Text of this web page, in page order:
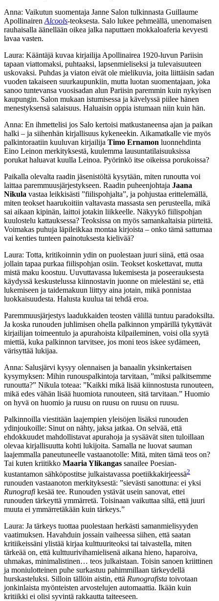
Anna: Vaikutun suomentaja Janne Salon tulkinnasta Guillaume
Apollinairen Alcools-teoksesta. Salo lukee pehmeällä, unenomaisen
rauhaisalla äänellään oikea jalka naputtaen mokkaloaferia kevyesti
lavaa vasten.
Laura: Kääntäjä kuvaa kirjailija Apollinairea 1920-luvun Pariisin
tapaan viattomaksi, puhtaaksi, lapsenmieliseksi ja tulevaisuuteen
uskovaksi. Puhdas ja viaton eivät ole mielikuvia, joita liittäisin sadan
vuoden takaiseen suurkaupunkiin, mutta luotan suomentajaan, joka
sanoo tuntevansa vuosisadan alun Pariisin paremmin kuin nykyisen
kaupungin. Salon mukaan istumisessa ja kävelyssä piilee hänen
menestyksensä salaisuus. Haluaisin oppia istumaan niin kuin hän.
Anna: En ihmettelisi jos Salo kertoisi matkustaneensa ajan ja paikan
halki – ja siihenhän kirjallisuus kykeneekin. Aikamatkalle vie myös
palkintoraatiin kuuluvan kirjailija Timo Ernamon luonnehdinta
Eino Leinon merkityksestä, kuulemma lausuntatilaisuuksissa
porukat haluavat kuulla Leinoa. Pyörinkö itse oikeissa porukoissa?
Paikalla olevalta raadin jäsenistöltä kysytään, miten runoutta voi
laittaa paremmuusjärjestykseen. Raadin puheenjohtaja Jaana
Nikula vastaa leikkisästi ”fiilispohjalta”, ja pohjustaa erittelemällä,
miten teokset haarukoitiin valtavasta massasta sen perusteella, mikä
sai aikaan kipinän, laittoi jotakin liikkeelle. Näkyykö fiilispohjan
kuulostelu kattauksessa? Teoksissa on myös samankaltaisia piirteitä.
Voimakas puhuja läpileikkaa montaa kirjoista – onko tämä sattumaa
vai kenties tunteen painotuksesta kielivää?
Laura: Totta, kritikoinnin ydin on puolestaan juuri siinä, että osaa
jollain tapaa purkaa fiilispohjan osiin. Teokset koskettavat, mutta
mistä maku koostuu. Uuvuttavassa lukemisesta ja poseerauksesta
käydyssä keskustelussa kiinnostavin juonne on mielestäni se, että
lukemiseen ja taidemakuun liittyy aina jotain, mikä ponnistaa
luokkaisuudesta. Halusta kuulua tai tehdä eroa.
Paremmuusjärjestys laadukkaiden teosten välillä tuntuu paradoksilta.
Ja koska runouden juhlimisen ohella palkinnon ympärillä tykyttävät
kirjailijan toimeentulo ja apurahoista kilpaileminen, voisi olla syytä
miettiä, kuka palkinnon tarvitsee, jos moni teos iskee sydämeen,
värisyttää lukijaa.
Anna: Salusjärvi kysyy olennaisen ja banaalin yksinkertaisen
kysymyksen: Mihin runouspalkintoja tarvitaan, ”miksi palkitsemme
runoutta?” Nikula toteaa: ”Kaikki mikä lisää kiinnostusta runouteen,
mikä edes vähän lisää huomiota runouteen, sitä tarvitaan.” Huomio
on hyvä on huomio ja ruusu on ruusu on ruusu on ruusu.
Palkinnoilla viestitään laajempien yleisöjen lisäksi runouden
ydinjoukoille: Sinut on nähty, jaksa jatkaa. On selvää, että
ehdokkuudet mahdollistavat apurahoja ja sysäävät siten tuloillaan
olevaa kirjallisuutta kohti lukijoita. Samalla ne luovat sauman
laajemmalla paneutuneelle vastaanotolle: Mitä, miten tämä teos on?
Tai kuten kriitikko Maaria Ylikangas sanailee Poesian-
kustantamon sähköpostitse julkaistavassa poetiikkakirjeessä2
runouden vastaanoton merkityksestä: ”sievästi sanottuna: ei yksi
Runografi kesää tee. Runouden ystävät usein sanovat, ettei
runouden tärkeyttä ymmärretä. Toisinaan vaikuttaa siltä, että juuri
muuta ei ymmärretäkään kuin tärkeys.”
Laura: Ja tärkeys tuottaa puolestaan herkästi samanmielisyyden
vaatimuksen. Havahduin jossain vaiheessa siihen, että saatan
kritiikeissäni ylistää kirjaa kulttuuriteoksi tai taivastella, miten
tärkeää on, että kulttuurivihamielisenä aikana hieno, haparoiva,
uhmakas, minimalistinen… teos julkaistaan. Toisin sanoen kriittinen
ja moniulotteinen puhe surkastuu pahimmillaan tärkeydellä
hurskasteluksi. Silloin tällöin aistin, että Runografista toivotaan
jonkinlaista myönteisten arvostelujen automaattia. Ikään kuin
kritiikki ei olisi syvintä rakkautta taiteeseen.